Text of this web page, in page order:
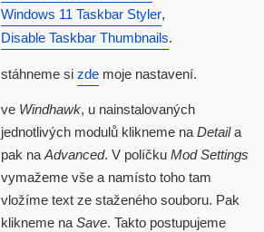
Windows 11 Taskbar Styler,
Disable Taskbar Thumbnails.
stáhneme si zdemoje nastavení.
ve Windhawk, u nainstalovaných
jednotlivých modulů klikneme na Detaila
pak na Advanced. V políčku Mod Settings
vymažeme vše a namísto toho tam
vložíme text ze staženého souboru. Pak
klikneme na Save. Takto postupujeme